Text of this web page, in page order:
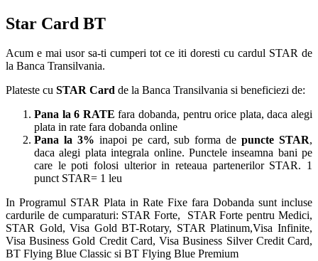
Star Card BT
Acum e mai usor sa-ti cumperi tot ce iti doresti cu cardul STAR de
la Banca Transilvania.
Plateste cu STAR Card de la Banca Transilvania si beneficiezi de:
Pana la 6 RATE fara dobanda, pentru orice plata, daca alegi
plata in rate fara dobanda online
Pana la 3% inapoi pe card, sub forma depuncte STAR,
daca alegi plata integrala online. Punctele inseamna bani pe
care le poti folosi ulterior in reteaua partenerilor STAR. 1
punct STAR= 1 leu
In Programul STAR Plata in Rate Fixe fara Dobanda sunt incluse
cardurile de cumparaturi: STAR Forte, STAR Forte pentru Medici,
STAR Gold, Visa Gold BT-Rotary, STAR Platinum,Visa Infinite,
Visa Business Gold Credit Card, Visa Business Silver Credit Card,
BT Flying Blue Classic si BT Flying Blue Premium